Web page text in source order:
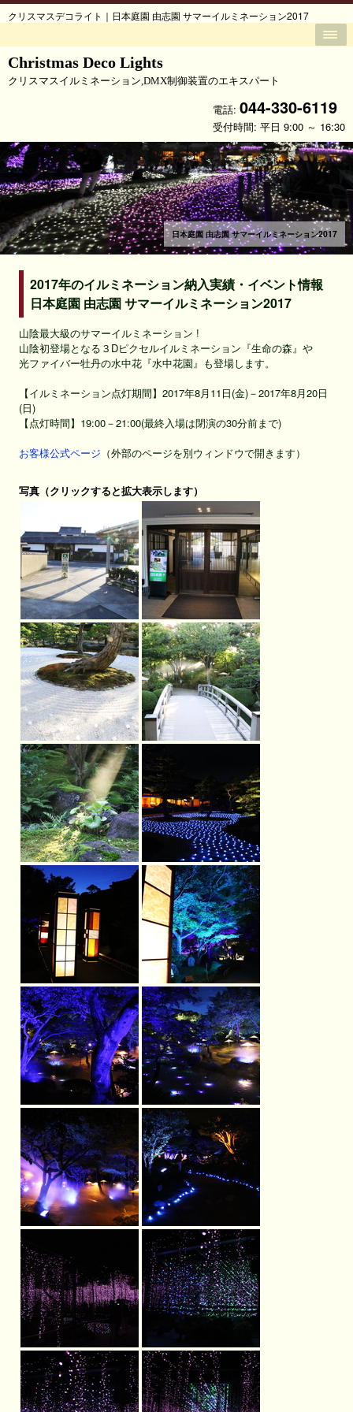
クリスマスデコライト｜日本庭園 由志園 サマーイルミネーション2017
Christmas Deco Lights
クリスマスイルミネーション,DMX制御装置のエキスパート
電話: 044-330-6119
受付時間: 平日 9:00 ～ 16:30
日本庭園 由志園 サマーイルミネーション2017
2017年のイルミネーション納入実績・イベント情報
日本庭園 由志園 サマーイルミネーション2017
山陰最大級のサマーイルミネーション !
山陰初登場となる３Dピクセルイルミネーション『生命の森』や
光ファイバー牡丹の水中花『水中花園』も登場します。
【イルミネーション点灯期間】2017年8月11日(金)－2017年8月20日
(日)
【点灯時間】19:00－21:00(最終入場は閉演の30分前まで)
お客様公式ページ （外部のページを別ウィンドウで開きます）
写真（クリックすると拡大表示します）